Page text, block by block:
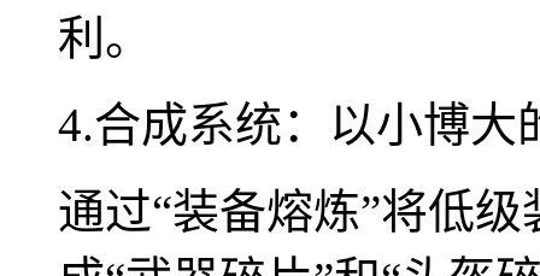
利。
4.合成系统：以小博大
通过“装备熔炼”将低